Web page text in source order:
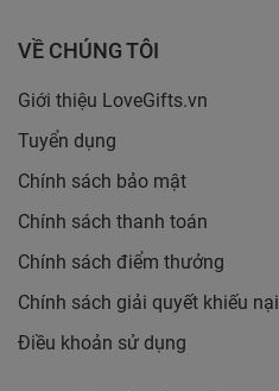
VỀ CHÚNG TÔI
Giới thiệu LoveGifts.vn
Tuyển dụng
Chính sách bảo mật
Chính sách thanh toán
Chính sách điểm thưởng
Chính sách giải quyết khiếu nại
Điều khoản sử dụng